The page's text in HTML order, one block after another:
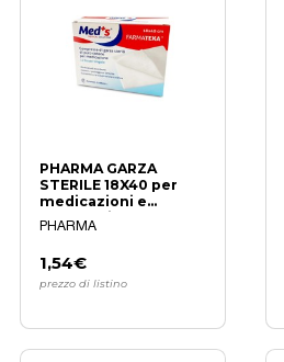
PHARMA GARZA
STERILE 18X40 per
medicazioni e
bendaggi
professionali
PHARMA
1,54€
prezzo di listino